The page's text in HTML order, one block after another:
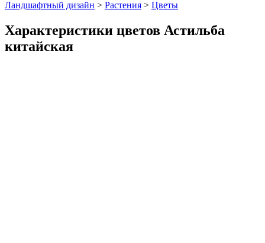
Ландшафтный дизайн > Растения > Цветы
Характеристики цветов Астильба
китайская